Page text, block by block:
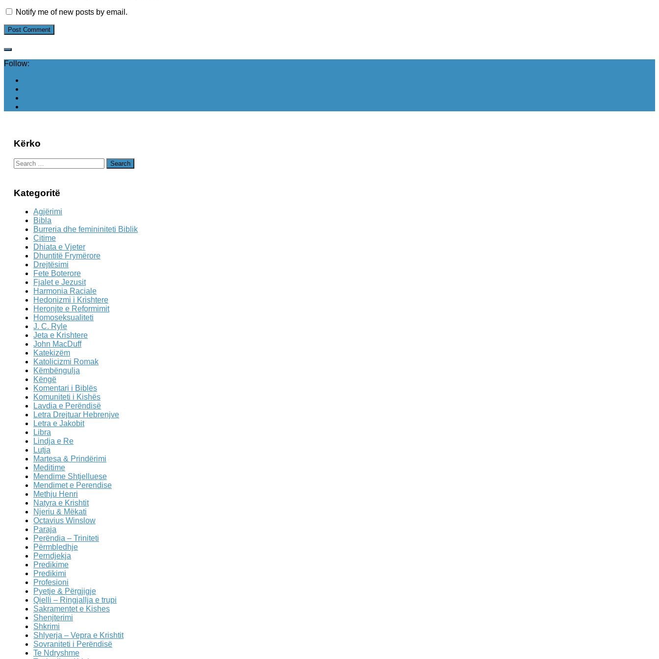
Notify me of new posts by email.
Follow:
Kërko
Search
for:
Kategoritë
Agjërimi
Bibla
Burreria dhe femininiteti Biblik
Citime
Dhiata e Vjeter
Dhuntitë Frymërore
Drejtësimi
Fete Boterore
Fjalet e Jezusit
Harmonia Raciale
Hedonizmi i Krishtere
Heronjte e Reformimit
Homoseksualiteti
J. C. Ryle
Jeta e Krishtere
John MacDuff
Katekizëm
Katolicizmi Romak
Këmbëngulja
Këngë
Komentari i Biblës
Komuniteti i Kishës
Lavdia e Perëndisë
Letra Drejtuar Hebrenjve
Letra e Jakobit
Libra
Lindja e Re
Lutja
Martesa & Prindërimi
Meditime
Mendime Shtjelluese
Mendimet e Perendise
Methju Henri
Natyra e Krishtit
Njeriu & Mëkati
Octavius Winslow
Paraja
Perëndia – Triniteti
Përmbledhje
Perndjekja
Predikime
Predikimi
Profesioni
Pyetje & Përgjigje
Qielli – Ringjallja e trupi
Sakramentet e Kishes
Shenjterimi
Shkrimi
Shlyerja – Vepra e Krishtit
Sovraniteti i Perëndisë
Te Ndryshme